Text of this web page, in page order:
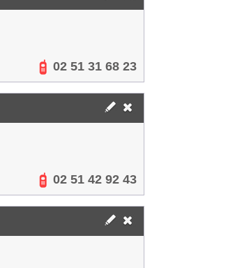
02 51 31 68 23
02 51 42 92 43